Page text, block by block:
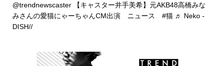
@trendnewscaster【キャスター井手美希】元AKB48高橋みな
みさんの愛猫にゃーちゃんCM出演 ニュース #猫 ♬ Neko -
DISH//